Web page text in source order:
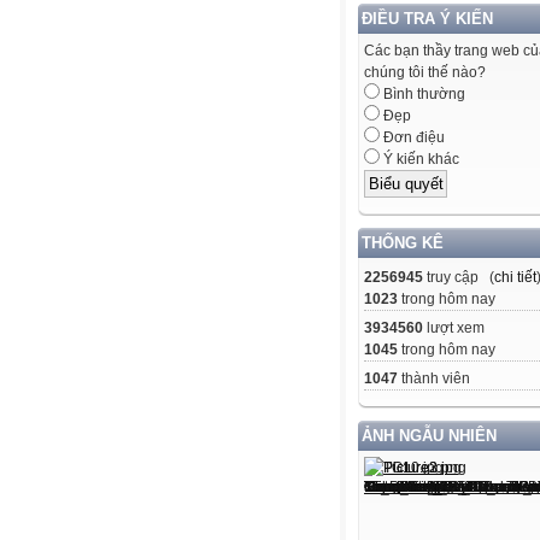
ĐIỀU TRA Ý KIẾN
Các bạn thầy trang web
chúng tôi thế nào?
Bình thường
Đẹp
Đơn điệu
Ý kiến khác
THỐNG KÊ
2256945 truy cập (chi tiết)
1023 trong hôm nay
3934560 lượt xem
1045 trong hôm nay
1047 thành viên
ẢNH NGẪU NHIÊN